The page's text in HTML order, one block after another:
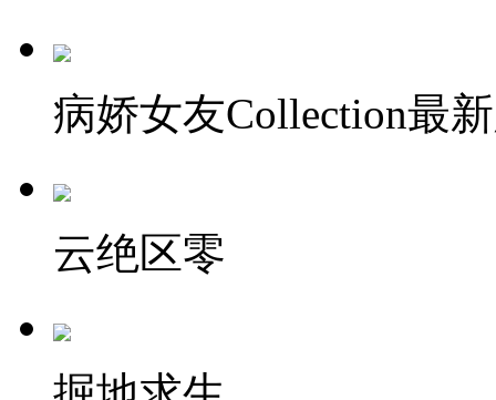
病娇女友Collection最
云绝区零